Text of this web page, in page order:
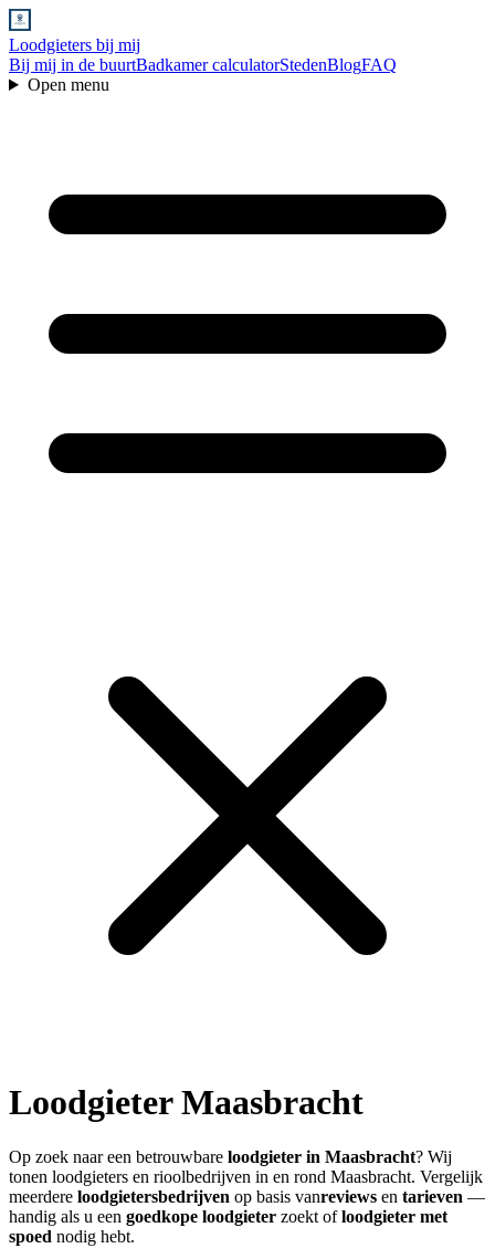
Loodgieters bij mij
Bij mij in de buurtBadkamer calculatorStedenBlogFAQ
Open menu
LoodgieterMaasbracht
Op zoek naar een betrouwbare loodgieter in Maasbracht? Wij
tonen loodgieters en rioolbedrijven in en rond Maasbracht. Vergelijk
meerdere loodgietersbedrijven op basis vanreviews en tarieven —
handig als u een goedkope loodgieter zoekt ofloodgieter met
spoed nodig hebt.